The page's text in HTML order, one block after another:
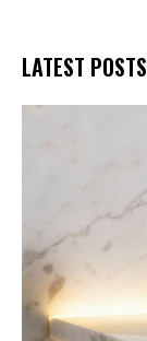
LATEST POSTS